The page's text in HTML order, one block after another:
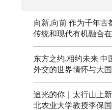
向新,向前 作为千年古
传统和现代有机融合
东方之约,相约未来 中
外交的世界情怀与大
追光的你｜太行山上
北农业大学教授李保国